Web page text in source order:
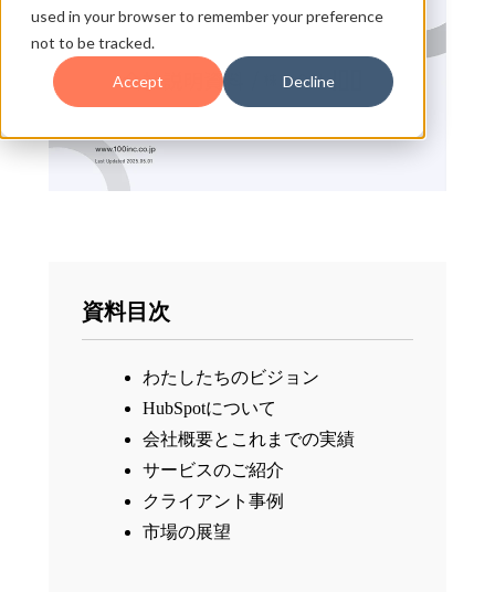
used in your browser to remember your preference
not to be tracked.
Accept Decline
資料目次
わたしたちのビジョン
HubSpotについて
会社概要とこれまでの実績
サービスのご紹介
クライアント事例
市場の展望